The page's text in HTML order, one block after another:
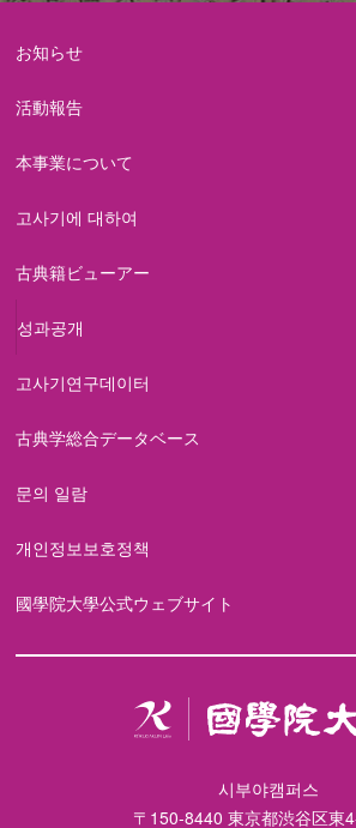
お知らせ
活動報告
本事業について
고사기에 대하여
古典籍ビューアー
성과공개
고사기연구데이터
古典学総合データベース
문의 일람
개인정보보호정책
國學院大學公式ウェブサイト
시부야캠퍼스
〒150-8440 東京都渋谷区東